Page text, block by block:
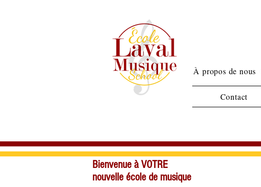
À propos de nous
Contact
Bienvenue à VOTRE
nouvelle école de musique